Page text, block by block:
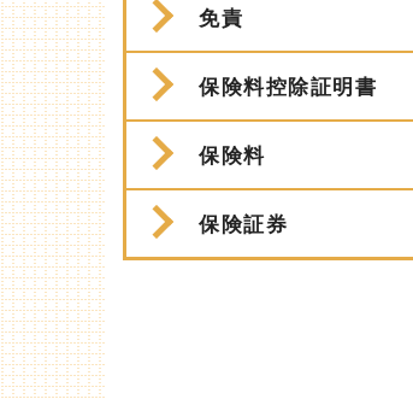
免責
保険料控除証明書
保険料
保険証券